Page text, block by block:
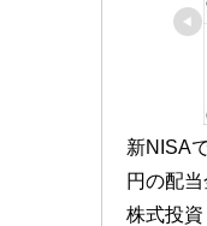
新NISA
円の配
株式投資